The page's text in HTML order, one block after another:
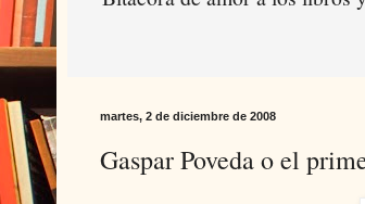
martes, 2 de diciembre de 2008
Gaspar Poveda o el